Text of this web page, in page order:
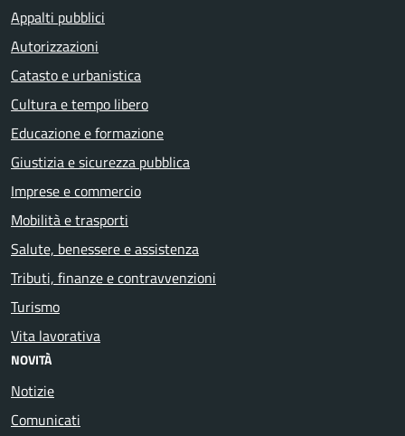
Appalti pubblici
Autorizzazioni
Catasto e urbanistica
Cultura e tempo libero
Educazione e formazione
Giustizia e sicurezza pubblica
Imprese e commercio
Mobilità e trasporti
Salute, benessere e assistenza
Tributi, finanze e contravvenzioni
Turismo
Vita lavorativa
NOVITÀ
Notizie
Comunicati